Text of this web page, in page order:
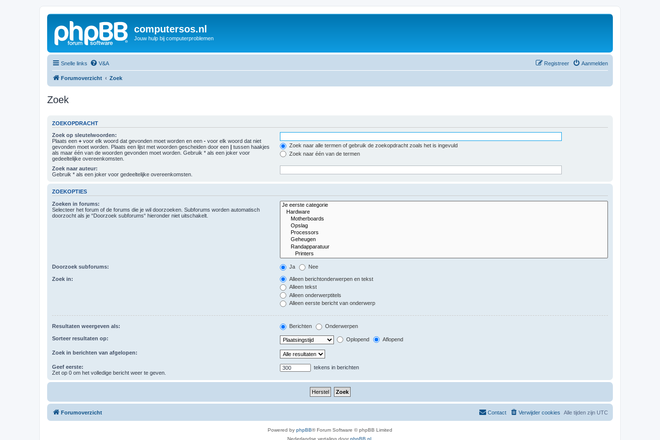
computersos.nl
Jouw hulp bij computerproblemen
Snelle links V&A Aanmelden
Registreer
Forumoverzicht Zoek
Zoek
ZOEKOPDRACHT
Zoek op sleutelwoorden:
Plaats een + voor elk woord dat gevonden moet worden en een - voor elk woord dat niet
gevonden moet worden. Plaats een lijst met woorden gescheiden door een | tussen haakjes
als maar één van de woorden gevonden moet worden. Gebruik * als een joker voor
gedeeltelijke overeenkomsten.
Zoek naar alle termen of gebruik de zoekopdracht zoals het is ingevuld
Zoek naar één van de termen
Zoek naar auteur:
Gebruik * als een joker voor gedeeltelijke overeenkomsten.
ZOEKOPTIES
Zoeken in forums:
Selecteer het forum of de forums die je wil doorzoeken. Subforums worden automatisch
doorzocht als je “Doorzoek subforums“ hieronder niet uitschakelt.
Doorzoek subforums: Ja Nee
Zoek in:
Alleen berichtonderwerpen en tekst
Alleen tekst
Alleen onderwerptitels
Alleen eerste bericht van onderwerp
Resultaten weergeven als: Berichten Onderwerpen
Sorteer resultaten op: Oplopend Aflopend
Zoek in berichten van afgelopen:
Geef eerste:
Zet op 0 om het volledige bericht weer te geven.
tekens in berichten
Forumoverzicht Alle tijden zijn UTC
Verwijder cookies
Contact
Powered by phpBB® Forum Software © phpBB Limited
Nederlandse vertaling doorphpBB.nl